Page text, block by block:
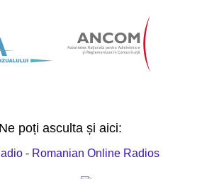
Ne poți asculta și aici: